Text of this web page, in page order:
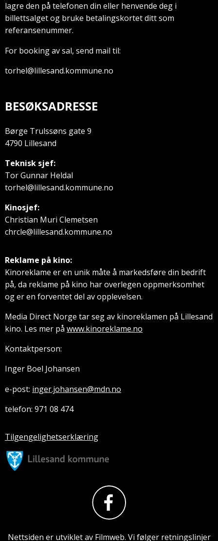
lagre den på telefonen din eller henvende deg i
billettsalget og bruke betalingskortet ditt som
referansenummer.
For booking av sal, send mail til:
torhel@lillesand.kommune.no
BESØKSADRESSE
Børge Trulssøns gate 9
4790 Lillesand
Teknisk sjef:
Tor Gunnar Heldal
torhel@lillesand.kommune.no
Kinosjef:
Christian Muri Clemetsen
chrcle@lillesand.kommune.no
Reklame på kino:
Kinoreklame er en unik måte å markedsføre din bedrift
på, da reklame på kino har overlegen oppmerksomhet
og er en forventet del av opplevelsen.
Media Direct Norge tar seg av kinoreklamen på Lillesand
kino. Les mer på www.kinoreklame.no
Kontaktperson:
Inger Boel Johansen
e-post: inger.johansen@mdn.no
telefon: 971 08 474
Tilgengelighetserklæring
Nettsiden er utviklet av Filmweb. Vi følger retningslinjer